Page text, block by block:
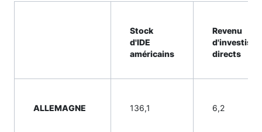
Stock
d'IDE
américains
Revenu
directs
ALLEMAGNE 136,1 6,2